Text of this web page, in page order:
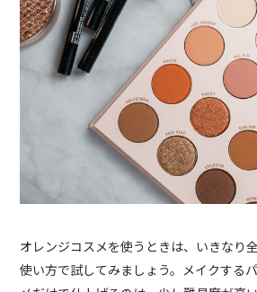
オレンジコスメを使うときは、いきなり
使い方で試してみましょう。メイクする